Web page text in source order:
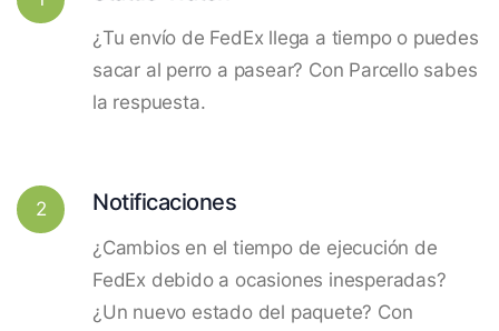
¿Tu envío de FedEx llega a tiempo o puedes
sacar al perro a pasear? Con Parcello sabes
la respuesta.
2 Notificaciones
¿Cambios en el tiempo de ejecución de
FedEx debido a ocasiones inesperadas?
¿Un nuevo estado del paquete? Con